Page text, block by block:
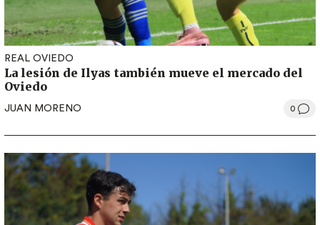
REAL OVIEDO
La lesión de Ilyas también mueve el mercado del
Oviedo
JUAN MORENO 0